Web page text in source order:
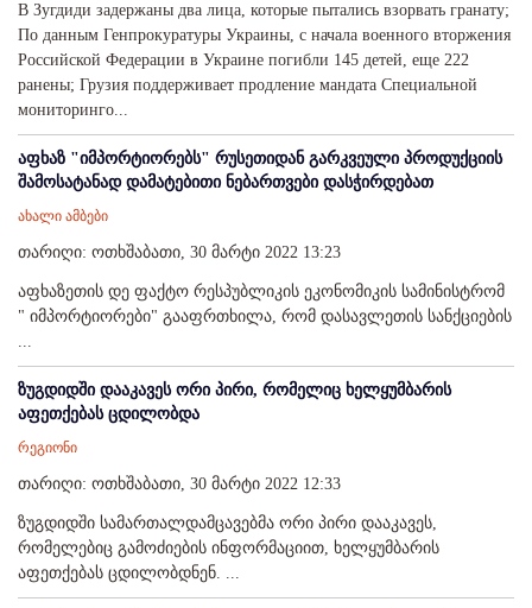
В Зугдиди задержаны два лица, которые пытались взорвать гранату;
По данным Генпрокуратуры Украины, с начала военного вторжения
Российской Федерации в Украине погибли 145 детей, еще 222
ранены; Грузия поддерживает продление мандата Специальной
мониторинго...
აფხაზ "იმპორტიორებს" რუსეთიდან გარკვეული პროდუქციის
შამოსატანად დამატებითი ნებართვები დასჭირდებათ
ახალი ამბები
თარიღი: ოთხშაბათი, 30 მარტი 2022 13:23
აფხაზეთის დე ფაქტო რესპუბლიკის ეკონომიკის სამინისტრომ
" იმპორტიორები" გააფრთხილა, რომ დასავლეთის სანქციების
...
ზუგდიდში დააკავეს ორი პირი, რომელიც ხელყუმბარის
აფეთქებას ცდილობდა
რეგიონი
თარიღი: ოთხშაბათი, 30 მარტი 2022 12:33
ზუგდიდში სამართალდამცავებმა ორი პირი დააკავეს,
რომელებიც გამოძიების ინფორმაციით, ხელყუმბარის
აფეთქებას ცდილობდნენ. ...